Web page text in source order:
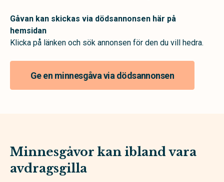
Gåvan kan skickas via dödsannonsen här på
hemsidan
Klicka på länken och sök annonsen för den du vill hedra.
Ge en minnesgåva via dödsannonsen
Minnesgåvor kan ibland vara
avdragsgilla